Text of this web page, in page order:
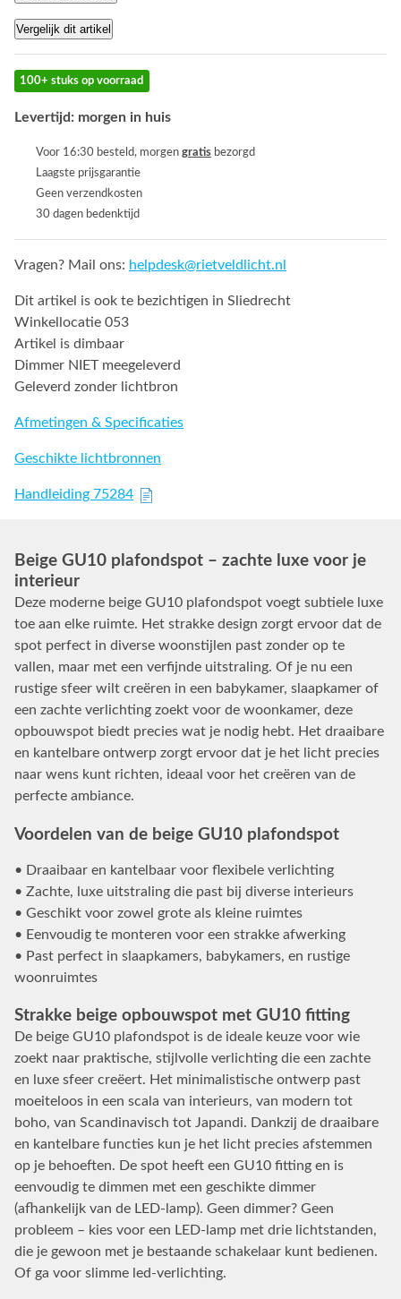
Vergelijk dit artikel
100+ stuks op voorraad
Levertijd: morgen in huis
Voor 16:30 besteld, morgen gratis bezorgd
Laagste prijsgarantie
Geen verzendkosten
30 dagen bedenktijd
Vragen? Mail ons: helpdesk@rietveldlicht.nl
Dit artikel is ook te bezichtigen in Sliedrecht
Winkellocatie 053
Artikel is dimbaar
Dimmer NIET meegeleverd
Geleverd zonder lichtbron
Afmetingen & Specificaties
Geschikte lichtbronnen
Handleiding 75284
Beige GU10 plafondspot – zachte luxe voor je
interieur
Deze moderne beige GU10 plafondspot voegt subtiele luxe
toe aan elke ruimte. Het strakke design zorgt ervoor dat de
spot perfect in diverse woonstijlen past zonder op te
vallen, maar met een verfijnde uitstraling. Of je nu een
rustige sfeer wilt creëren in een babykamer, slaapkamer of
een zachte verlichting zoekt voor de woonkamer, deze
opbouwspot biedt precies wat je nodig hebt. Het draaibare
en kantelbare ontwerp zorgt ervoor dat je het licht precies
naar wens kunt richten, ideaal voor het creëren van de
perfecte ambiance.
Voordelen van de beige GU10 plafondspot
• Draaibaar en kantelbaar voor flexibele verlichting
• Zachte, luxe uitstraling die past bij diverse interieurs
• Geschikt voor zowel grote als kleine ruimtes
• Eenvoudig te monteren voor een strakke afwerking
• Past perfect in slaapkamers, babykamers, en rustige
woonruimtes
Strakke beige opbouwspot met GU10 fitting
De beige GU10 plafondspot is de ideale keuze voor wie
zoekt naar praktische, stijlvolle verlichting die een zachte
en luxe sfeer creëert. Het minimalistische ontwerp past
moeiteloos in een scala van interieurs, van modern tot
boho, van Scandinavisch tot Japandi. Dankzij de draaibare
en kantelbare functies kun je het licht precies afstemmen
op je behoeften. De spot heeft een GU10 fitting en is
eenvoudig te dimmen met een geschikte dimmer
(afhankelijk van de LED-lamp). Geen dimmer? Geen
probleem – kies voor een LED-lamp met drie lichtstanden,
die je gewoon met je bestaande schakelaar kunt bedienen.
Of ga voor slimme led-verlichting.